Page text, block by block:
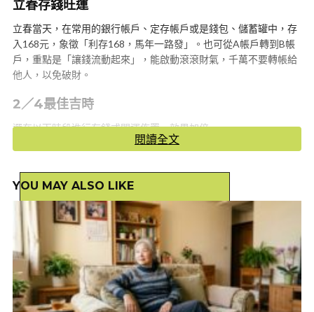
立春存錢旺運
立春當天，在常用的銀行帳戶、定存帳戶或是錢包、儲蓄罐中，存
入168元，象徵「利存168，馬年一路發」。也可從A帳戶轉到B帳
戶，重點是「讓錢流動起來」，能啟動滾滾財氣，千萬不要轉帳給
他人，以免破財。
2／4最佳吉時
選在以下時段進行存錢或開運佈置，效果加倍。
巳時09：00－11：00
午時11：00－13：00（正午陽氣最旺）
申時15：00－17:00
立春3大開運法
1、正東方放花瓶與小燈：準備通透乾淨的花瓶，插上富貴竹或黃
金葛，旁邊放一盞溫暖的黃色小燈，象徵財源生生不息，照亮一整
閱讀全文
YOU MAY ALSO LIKE